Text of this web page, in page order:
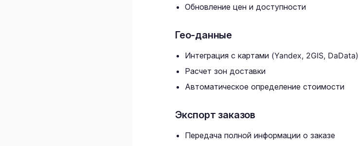
Обновление цен и доступности
Гео-данные
Интеграция с картами (Yandex, 2GIS, DaData)
Расчет зон доставки
Автоматическое определение стоимости
Экспорт заказов
Передача полной информации о заказе